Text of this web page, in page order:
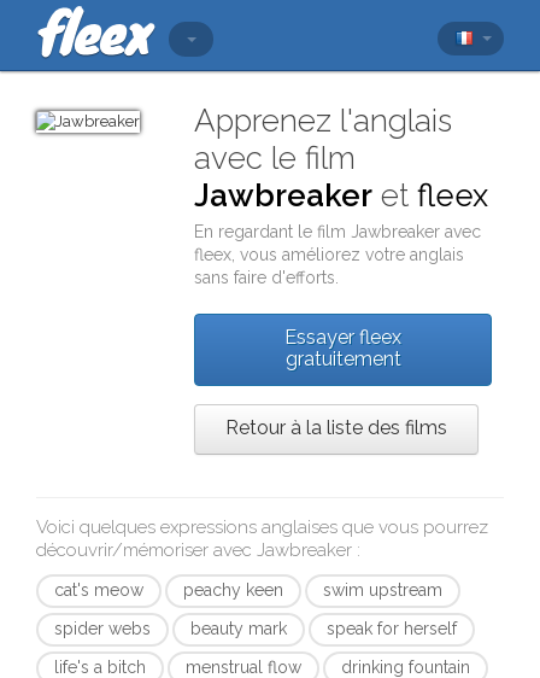
Apprenez l'anglais
avec le film
Jawbreaker etfleex
En regardant le film Jawbreaker avec
fleex , vous améliorez votre anglais
sans faire d'efforts.
Essayer fleex
gratuitement
Retour à la liste des films
Voici quelques expressions anglaises que vous pourrez
découvrir/mémoriser avec Jawbreaker :
cat's meow peachy keen
swim upstream
spider webs
beauty mark
speak for herself
life's a bitch
menstrual flow
drinking fountain